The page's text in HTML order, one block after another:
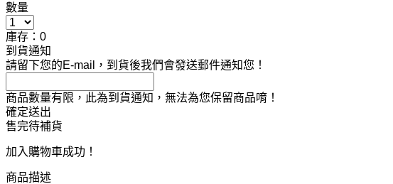
數量
庫存：0
到貨通知
請留下您的E-mail，到貨後我們會發送郵件通知您！
商品數量有限，此為到貨通知，無法為您保留商品唷！
確定送出
售完待補貨
加入購物車成功！
商品描述